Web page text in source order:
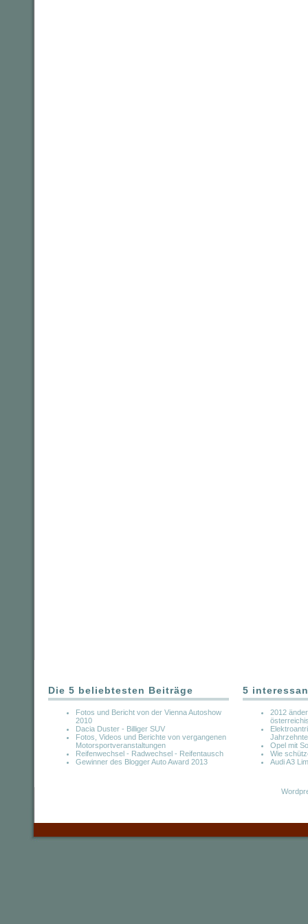
Die 5 beliebtesten Beiträge
Fotos und Bericht von der Vienna Autoshow
2010
Dacia Duster - Billiger SUV
Fotos, Videos und Berichte von vergangenen
Motorsportveranstaltungen
Reifenwechsel - Radwechsel - Reifentausch
Gewinner des Blogger Auto Award 2013
5
2012
Opel mit
Wie
Audi A3